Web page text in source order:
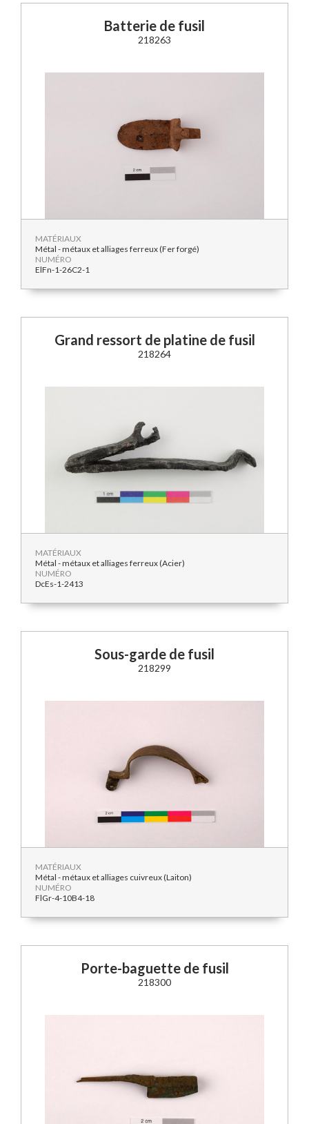
Batterie de fusil
218263
MATÉRIAUX
Métal - métaux et alliages ferreux (Fer forgé)
NUMÉRO
ElFn-1-26C2-1
Grand ressort de platine de fusil
218264
MATÉRIAUX
Métal - métaux et alliages ferreux (Acier)
NUMÉRO
DcEs-1-2413
Sous-garde de fusil
218299
MATÉRIAUX
Métal - métaux et alliages cuivreux (Laiton)
NUMÉRO
FlGr-4-10B4-18
Porte-baguette de fusil
218300